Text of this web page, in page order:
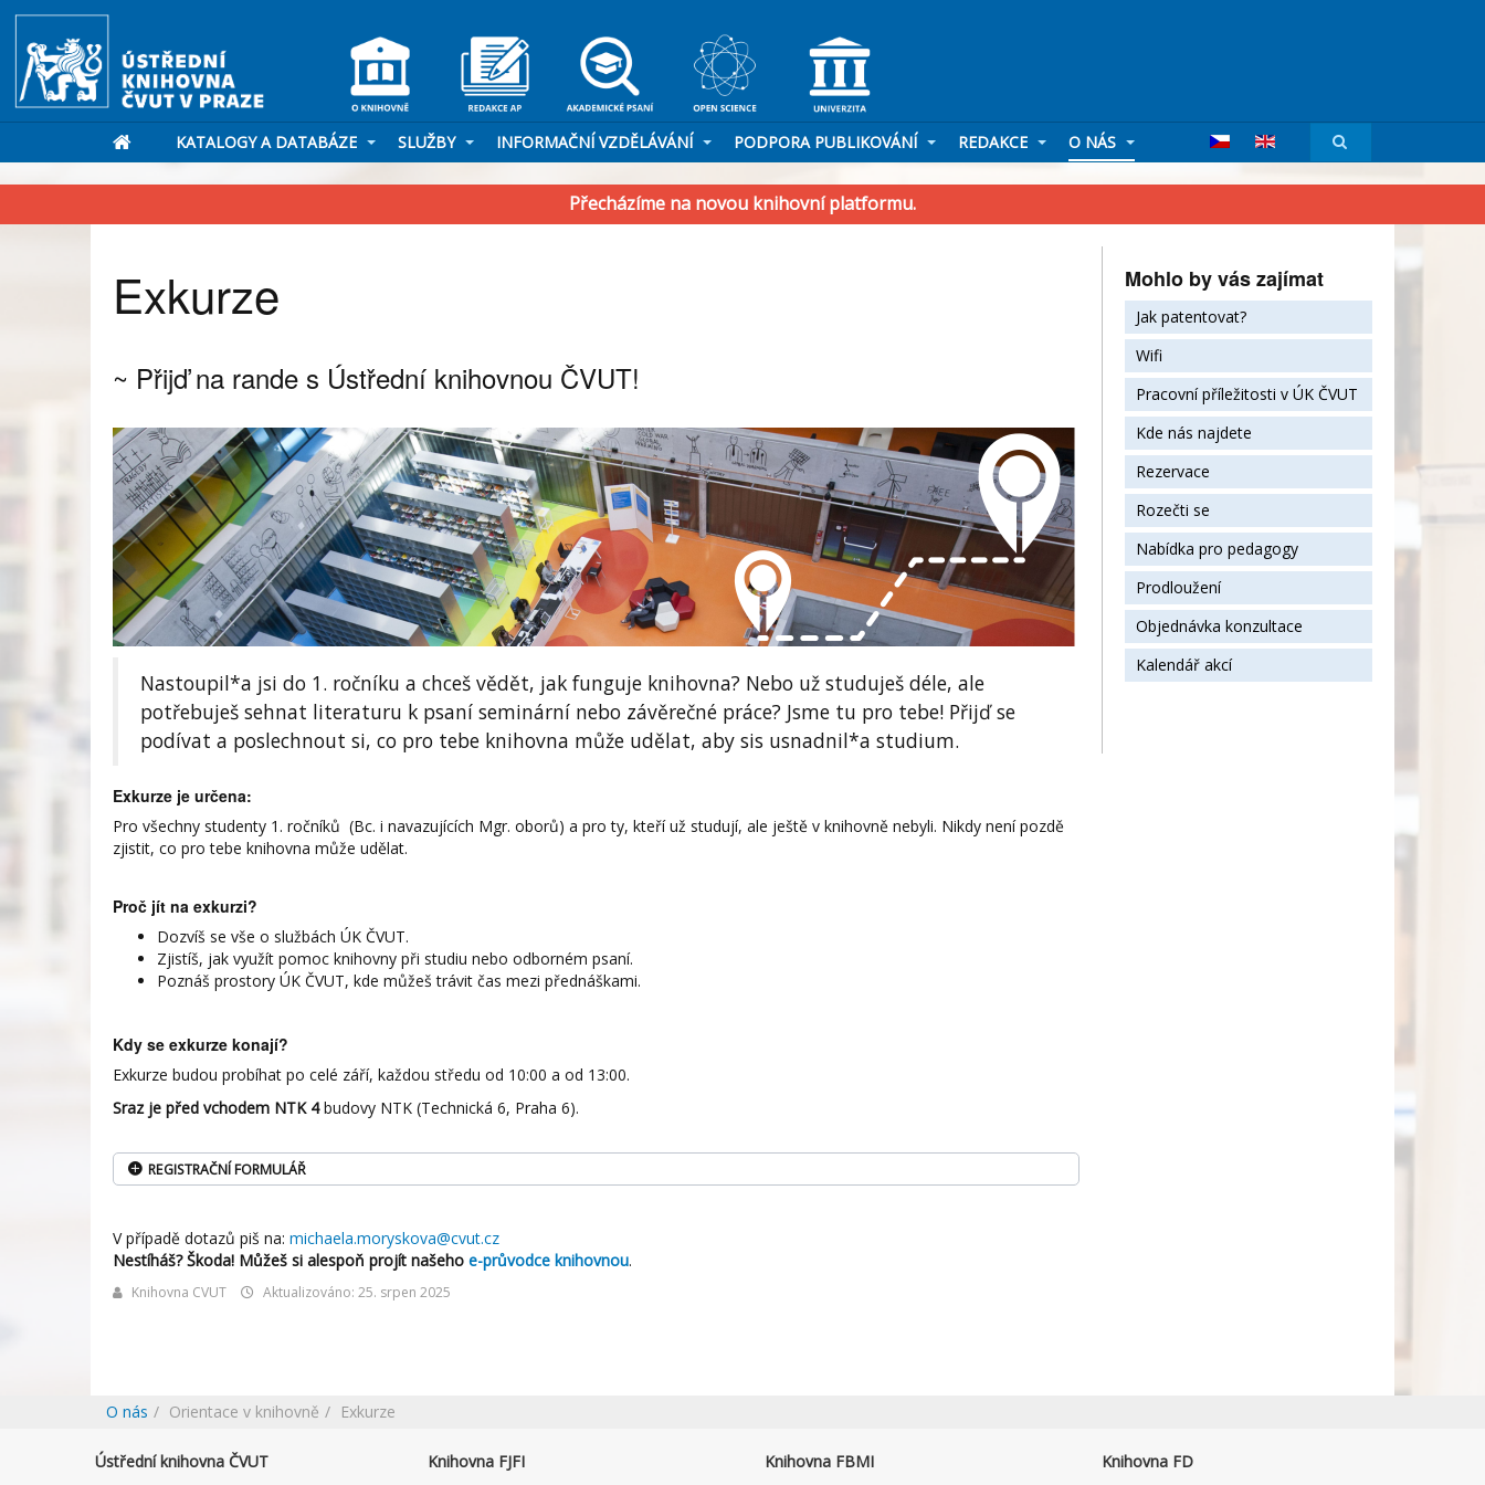
KATALOGY A DATABÁZE SLUŽBY INFORMAČNÍ VZDĚLÁVÁNÍ PODPORA PUBLIKOVÁNÍ REDAKCE O NÁS
Přecházíme na novou knihovní platformu.
Exkurze
~ Přijď na rande s Ústřední knihovnou ČVUT!
Nastoupil*a jsi do 1. ročníku a chceš vědět, jak funguje knihovna? Nebo už studuješ déle, ale
potřebuješ sehnat literaturu k psaní seminární nebo závěrečné práce? Jsme tu pro tebe! Přijď se
podívat a poslechnout si, co pro tebe knihovna může udělat, aby sis usnadnil*a studium.
Exkurze je určena:
Pro všechny studenty 1. ročníků (Bc. i navazujících Mgr. oborů) a pro ty, kteří už studují, ale ještě v knihovně nebyli. Nikdy není pozdě
zjistit, co pro tebe knihovna může udělat.
Proč jít na exkurzi?
Dozvíš se vše o službách ÚK ČVUT.
Zjistíš, jak využít pomoc knihovny při studiu nebo odborném psaní.
Poznáš prostory ÚK ČVUT, kde můžeš trávit čas mezi přednáškami.
Kdy se exkurze konají?
Exkurze budou probíhat po celé září, každou středu od 10:00 a od 13:00.
Sraz je před vchodem NTK 4budovy NTK (Technická 6, Praha 6).
REGISTRAČNÍ FORMULÁŘ
V případě dotazů piš na: michaela.moryskova@cvut.cz
Nestíháš? Škoda! Můžeš si alespoň projít našeho e-průvodce knihovnou.
Knihovna CVUT Aktualizováno: 25. srpen 2025
Mohlo by vás zajímat
Jak patentovat?
Wifi
Pracovní příležitosti v ÚK ČVUT
Kde nás najdete
Rezervace
Rozečti se
Nabídka pro pedagogy
Prodloužení
Objednávka konzultace
Kalendář akcí
O nás Orientace v knihovně Exkurze
Ústřední knihovna ČVUT
Knihovna FJFI
Knihovna FBMI
Knihovna FD